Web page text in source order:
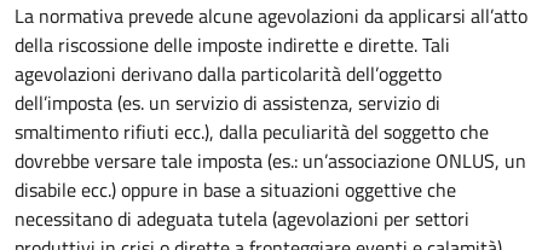
La normativa prevede alcune agevolazioni da applicarsi all’atto
della riscossione delle imposte indirette e dirette. Tali
agevolazioni derivano dalla particolarità dell’oggetto
dell’imposta (es. un servizio di assistenza, servizio di
smaltimento rifiuti ecc.), dalla peculiarità del soggetto che
dovrebbe versare tale imposta (es.: un’associazione ONLUS, un
disabile ecc.) oppure in base a situazioni oggettive che
necessitano di adeguata tutela (agevolazioni per settori